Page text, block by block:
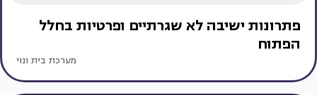
פתרונות ישיבה לא שגרתיים ופרטיות בחלל
הפתוח
מערכת בית ונוי